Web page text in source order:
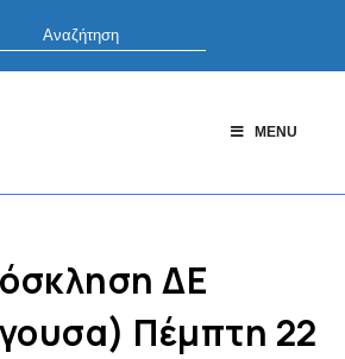
MENU
ΔΕ
Πέμπτη 22